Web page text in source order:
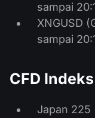
sampai
XNGUSD
sampai
CFD
Japan 225